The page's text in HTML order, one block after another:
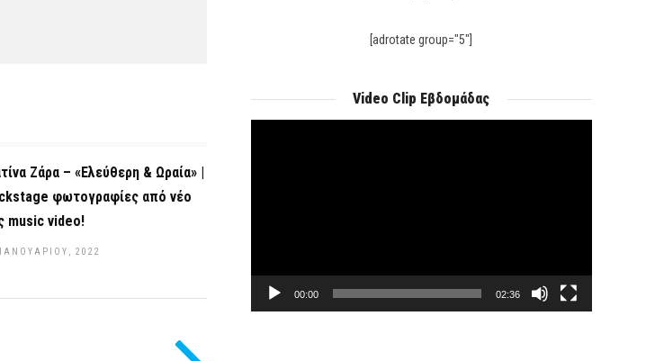
Ζάρα – «Ελεύθερη & Ωραία» |
φωτογραφίες από νέο
music video!
2022
[adrotate group="5"]
Video Clip Εβδομάδας
00:00 02:36